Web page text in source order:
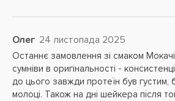
Олег 24 листопада 2025
Останнє замовлення зі смаком
сумніви в оригінальності -
до цього завжди протеїн був
молоці. Також на дні шейкера після